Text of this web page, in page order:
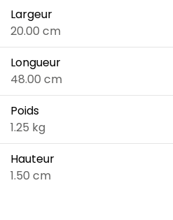
Largeur
20.00 cm
Longueur
48.00 cm
Poids
1.25 kg
Hauteur
1.50 cm